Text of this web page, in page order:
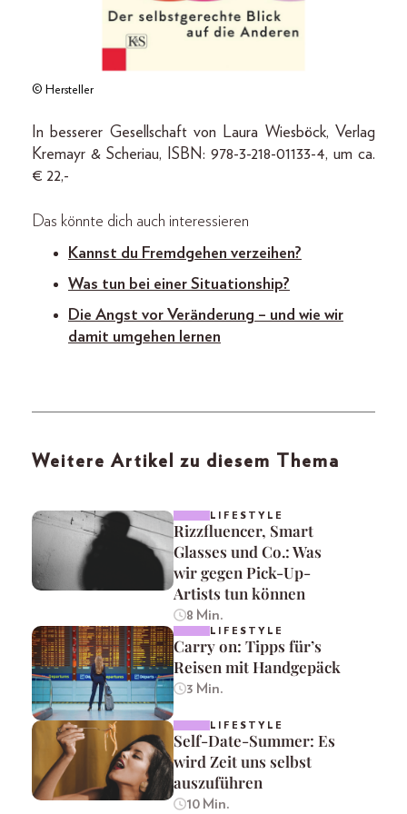
© Hersteller
In besserer Gesellschaft von Laura Wiesböck, Verlag
Kremayr & Scheriau, ISBN: 978-3-218-01133-4, um ca.
€ 22,-
Das könnte dich auch interessieren
Kannst du Fremdgehen verzeihen?
Was tun bei einer Situationship?
Die Angst vor Veränderung – und wie wir
damit umgehen lernen
Weitere Artikel zu diesem Thema
LIFESTYLE
Rizzfluencer, Smart
Glasses und Co.: Was
wir gegen Pick-Up-
Artists tun können
8 Min.
LIFESTYLE
Carry on: Tipps für’s
Reisen mit Handgepäck
3 Min.
LIFESTYLE
Self-Date-Summer: Es
wird Zeit uns selbst
auszuführen
10 Min.